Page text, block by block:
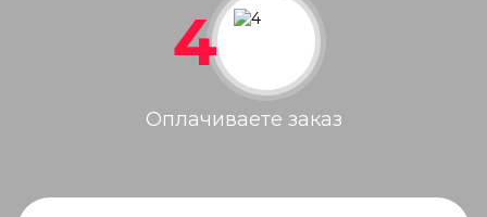
4
Оплачиваете заказ